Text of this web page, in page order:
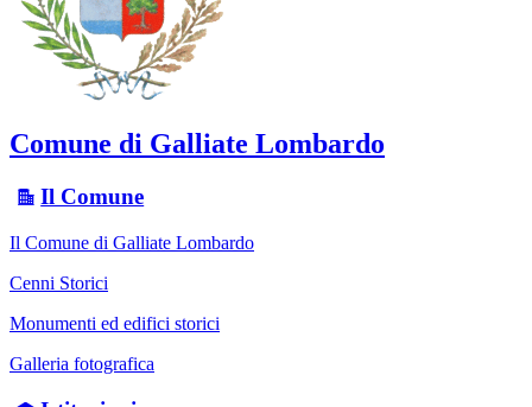
Comune di Galliate Lombardo
Il Comune
Il Comune di Galliate Lombardo
Cenni Storici
Monumenti ed edifici storici
Galleria fotografica